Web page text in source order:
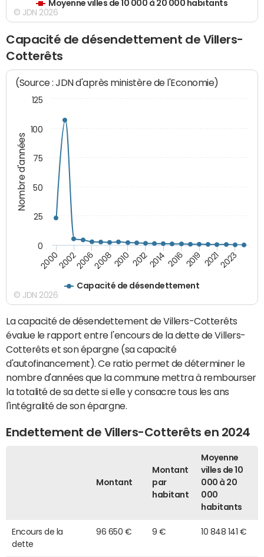
Moyenne villes de 10 000 à 20 000 habitants
© JDN 2026
Capacité de désendettement de Villers-
Cotterêts
Nombre d'années
(Source : JDN d'après ministère de l'Economie)
Capacité de désendettement
20002002200620082010 2012201420162019 20212023
0
25
50
75
100
125
© JDN 2026
La capacité de désendettement de Villers-Cotterêts
évalue le rapport entre l'encours de la dette de Villers-
Cotterêts et son épargne (sa capacité
d'autofinancement). Ce ratio permet de déterminer le
nombre d'années que la commune mettra à rembourser
la totalité de sa dette si elle y consacre tous les ans
l'intégralité de son épargne.
Endettement de Villers-Cotterêts en 2024
Montant
Montant
par
habitant
Moyenne
villes de 10
000 à 20
000
habitants
Encours de la
dette
96 650 € 9 € 10 848 141 €